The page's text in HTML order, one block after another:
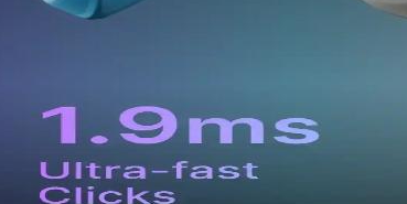
İpuçları
özellikler, doğru modeli seçmek için önemlidir.